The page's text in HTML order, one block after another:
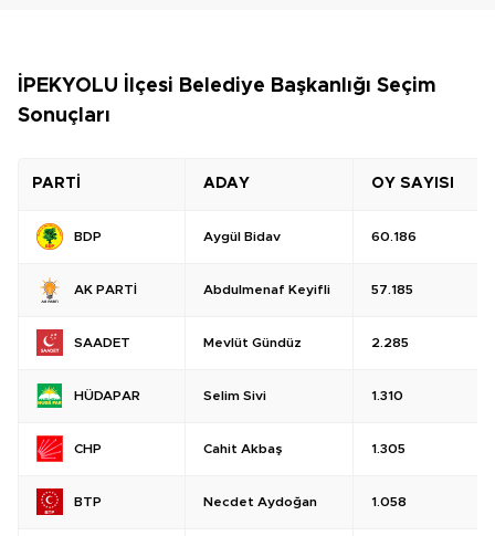
İPEKYOLU İlçesi Belediye Başkanlığı Seçim
Sonuçları
PARTİ ADAY OY SAYISI
BDP Aygül Bidav 60.186
AK PARTİ Abdulmenaf Keyifli 57.185
SAADET Mevlüt Gündüz 2.285
HÜDAPAR Selim Sivi 1.310
CHP Cahit Akbaş 1.305
BTP Necdet Aydoğan 1.058